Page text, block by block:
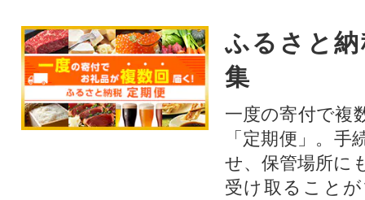
ふるさと
集
一度の寄付で複
「定期便」。
せ、保管場所に
受け取ること